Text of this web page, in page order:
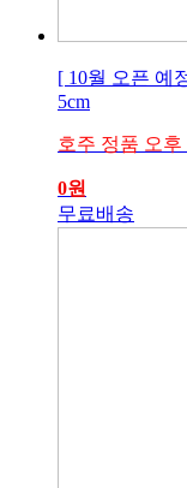
[ 10월 오픈 예
5cm
호주 정품 오
0원
무료배송